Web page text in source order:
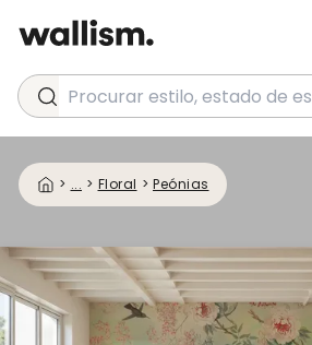
Procurar estilo, estado de
> ... > Floral > Peónias